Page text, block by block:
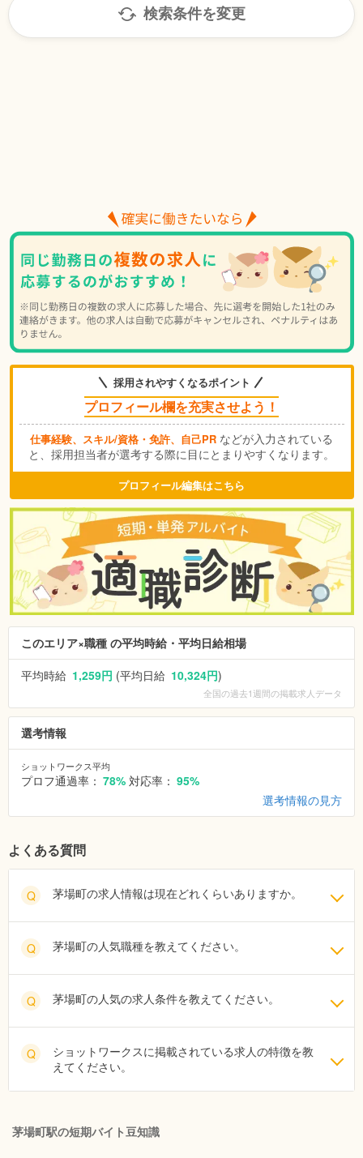
検索条件を変更
採用されやすくなるポイント
プロフィール欄を充実させよう！
仕事経験、スキル/資格・免許、自己PR などが入力されている
と、採用担当者が選考する際に目にとまりやすくなります。
プロフィール編集はこちら
このエリア×職種 の平均時給・平均日給相場
平均時給 1,259円 (平均日給 10,324円)
全国の過去1週間の掲載求人データ
選考情報
ショットワークス平均
プロフ通過率： 78% 対応率： 95%
選考情報の見方
よくある質問
Q 茅場町の求人情報は現在どれくらいありますか。
Q 茅場町の人気職種を教えてください。
Q 茅場町の人気の求人条件を教えてください。
Q
ショットワークスに掲載されている求人の特徴を教
えてください。
茅場町駅の短期バイト豆知識